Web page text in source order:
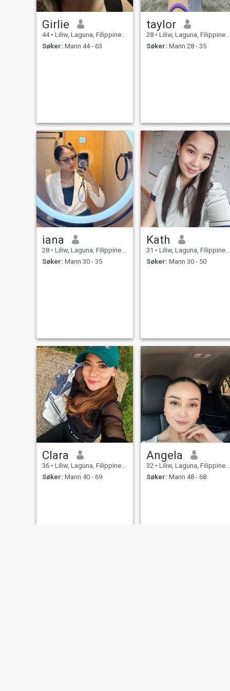
også spille gitar (bare litt
jeg elsker musikk så mye😍
Girlie
44 • Liliw, Laguna, Filippinene
Søker: Mann 44 - 63
taylor
28 • Liliw, Laguna, Filippinene
Søker: Mann 28 - 35
iana
28 • Liliw, Laguna, Filippinene
Søker: Mann 30 - 35
Kath
31 • Liliw, Laguna, Filippinene
Søker: Mann 30 - 50
Clara
36 • Liliw, Laguna, Filippinene
Søker: Mann 40 - 69
Angela
32 • Liliw, Laguna, Filippinene
Søker: Mann 48 - 68